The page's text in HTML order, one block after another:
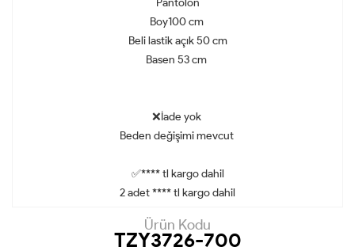
Pantolon
Boy100 cm
Beli lastik açık 50 cm
Basen 53 cm
❌İade yok
Beden değişimi mevcut
✅**** tl kargo dahil
2 adet **** tl kargo dahil
Ürün Kodu
TZY3726-700